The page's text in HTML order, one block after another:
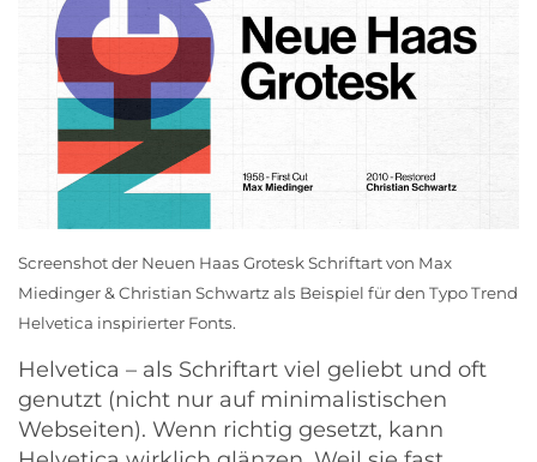
Screenshot der Neuen Haas Grotesk Schriftart von Max
Miedinger & Christian Schwartz als Beispiel für den Typo Trend
Helvetica inspirierter Fonts.
Helvetica – als Schriftart viel geliebt und oft
genutzt (nicht nur auf minimalistischen
Webseiten). Wenn richtig gesetzt, kann